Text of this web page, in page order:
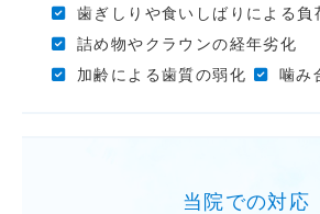
歯ぎしりや食いしばりによる負
詰め物やクラウンの経年劣化
加齢による歯質の弱化
噛み
当院での対応